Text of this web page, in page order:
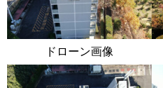
ドローン画像